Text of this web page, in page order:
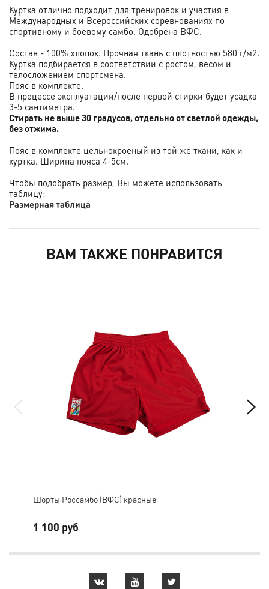
Куртка отлично подходит для тренировок и участия в
Международных и Всероссийских соревнованиях по
спортивному и боевому самбо. Одобрена ВФС.
Состав - 100% хлопок. Прочная ткань с плотностью 580 г/м2.
Куртка подбирается в соответствии с ростом, весом и
телосложением спортсмена.
Пояс в комплекте.
В процессе эксплуатации/после первой стирки будет усадка
3-5 сантиметра.
Стирать не выше 30 градусов, отдельно от светлой одежды,
без отжима.
Пояс в комплекте цельнокроеный из той же ткани, как и
куртка. Ширина пояса 4-5см.
Чтобы подобрать размер, Вы можете использовать
таблицу:
Размерная таблица
ВАМ ТАКЖЕ ПОНРАВИТСЯ
Шорты Россамбо (ВФС) красные
1 100 руб